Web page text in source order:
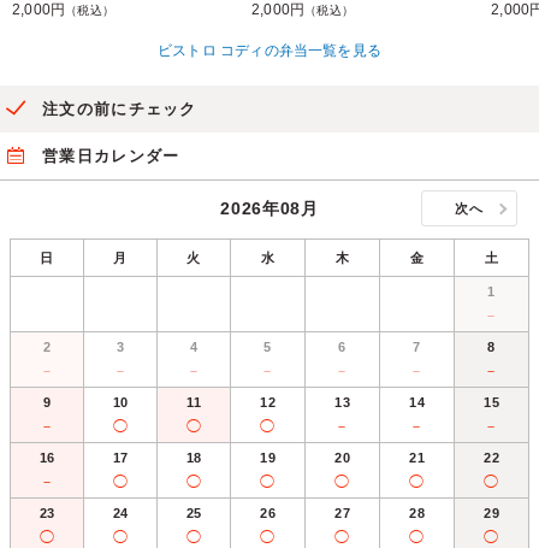
2,000円
（税込）
2,000円
（税込）
2,000
ビストロ コディの弁当一覧を見る
注文の前にチェック
営業日カレンダー
2026年08月 次へ
日 月 火 水 木 金 土
1
－
2
－
3
－
4
－
5
－
6
－
7
－
8
－
9
－
10
◯
11
◯
12
◯
13
－
14
－
15
－
16
－
17
◯
18
◯
19
◯
20
◯
21
◯
22
◯
23
◯
24
◯
25
◯
26
◯
27
◯
28
◯
29
◯